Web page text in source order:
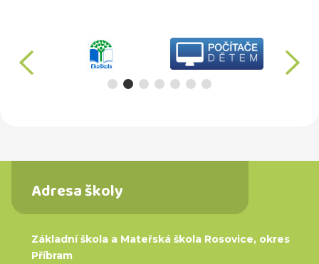
předchozí
Adresa školy
Základní škola a Mateřská škola Rosovice, okres
Příbram